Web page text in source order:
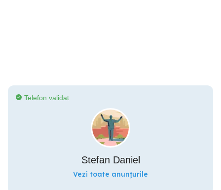
Telefon validat
Stefan Daniel
Vezi toate anunțurile